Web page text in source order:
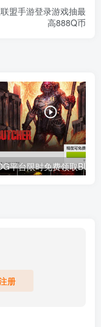
盟手游登录游戏抽最
高888Q币
册